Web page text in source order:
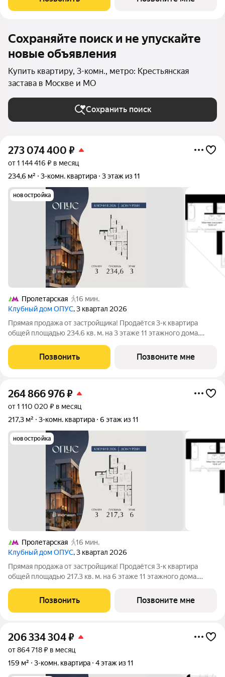
архитектурной концепцией от
Сохраняйте поиск и не упускайте
новые объявления
Купить квартиру, 3-комн., метро: Крестьянская
застава в Москве и МО
Сохранить поиск
273 074 400 ₽
от 1 144 416 ₽ в месяц
234,6 м²
3-комн. квартира 3 этаж из 11
новостройка
Пролетарская
16 мин.
Клубный дом ОПУС, 3 квартал 2026
Прямая продажа от застройщика! Продаётся 3-к квартира
общей площадью 234.6 кв. м. на 3 этаже 11 этажного дома.
Кремля, проект премиум-класса от девелопера PIONEER с
архитектурной концепцией от
Позвонить Позвоните мне
264 866 976₽
от 1 110 020 ₽ в месяц
217,3 м²
3-комн. квартира 6 этаж из 11
новостройка
Пролетарская
16 мин.
Клубный дом ОПУС, 3 квартал 2026
Прямая продажа от застройщика! Продаётся 3-к квартира
общей площадью 217.3 кв. м. на 6 этаже 11 этажного дома.
Кремля, проект премиум-класса от девелопера PIONEER с
архитектурной концепцией от
Позвонить Позвоните мне
206 334 304₽
от 864 718 ₽ в месяц
159 м²
3-комн. квартира 4 этаж из 11